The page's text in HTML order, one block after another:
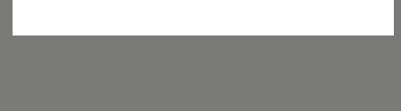
Vorgängermodelle